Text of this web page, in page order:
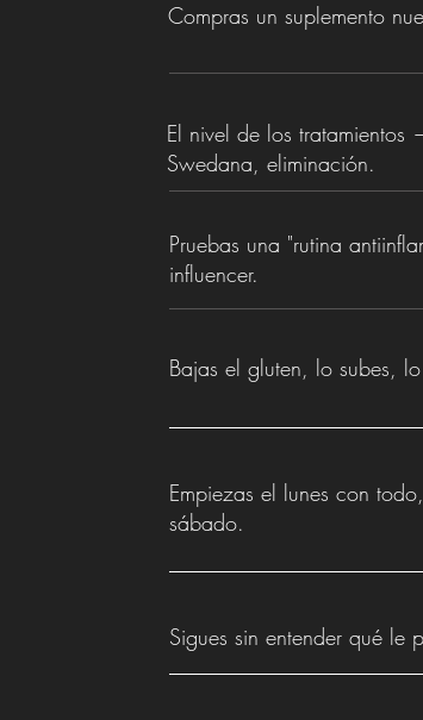
Compras un suplemento
El nivel de los
Swedana, eliminación.
Pruebas una "rutina
influencer.
Bajas el gluten, lo subes,
Empiezas el lunes con
sábado.
Sigues sin entender qué le